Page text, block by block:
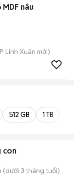
nâu
P. Linh Xuân mới)
512 GB 1 TB
con
(dưới 3 tháng tuổi)